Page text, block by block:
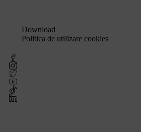
Download
Politica de utilizare cookies